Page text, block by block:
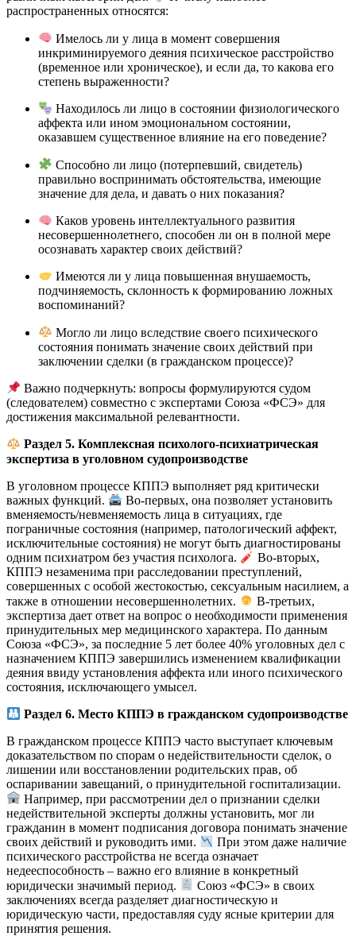
распространенных относятся:
Имелось ли у лица в момент совершения
инкриминируемого деяния психическое расстройство
(временное или хроническое), и если да, то какова его
степень выраженности?
Находилось ли лицо в состоянии физиологического
аффекта или ином эмоциональном состоянии,
оказавшем существенное влияние на его поведение?
Способно ли лицо (потерпевший, свидетель)
правильно воспринимать обстоятельства, имеющие
значение для дела, и давать о них показания?
Каков уровень интеллектуального развития
несовершеннолетнего, способен ли он в полной мере
осознавать характер своих действий?
Имеются ли у лица повышенная внушаемость,
подчиняемость, склонность к формированию ложных
воспоминаний?
Могло ли лицо вследствие своего психического
состояния понимать значение своих действий при
заключении сделки (в гражданском процессе)?
Важно подчеркнуть: вопросы формулируются судом
(следователем) совместно с экспертами Союза «ФСЭ» для
достижения максимальной релевантности.
Раздел 5. Комплексная психолого-психиатрическая
экспертиза в уголовном судопроизводстве
В уголовном процессе КППЭ выполняет ряд критически
важных функций.
Во-первых, она позволяет установить
вменяемость/невменяемость лица в ситуациях, где
пограничные состояния (например, патологический аффект,
исключительные состояния) не могут быть диагностированы
одним психиатром без участия психолога.
Во-вторых,
КППЭ незаменима при расследовании преступлений,
совершенных с особой жестокостью, сексуальным насилием, а
также в отношении несовершеннолетних.
В-третьих,
экспертиза дает ответ на вопрос о необходимости применения
принудительных мер медицинского характера. По данным
Союза «ФСЭ», за последние 5 лет более 40% уголовных дел с
назначением КППЭ завершились изменением квалификации
деяния ввиду установления аффекта или иного психического
состояния, исключающего умысел.
Раздел 6. Место КППЭ в гражданском судопроизводстве
В гражданском процессе КППЭ часто выступает ключевым
доказательством по спорам о недействительности сделок, о
лишении или восстановлении родительских прав, об
оспаривании завещаний, о принудительной госпитализации.
Например, при рассмотрении дел о признании сделки
недействительной эксперты должны установить, мог ли
гражданин в момент подписания договора понимать значение
своих действий и руководить ими.
При этом даже наличие
психического расстройства не всегда означает
недееспособность – важно его влияние в конкретный
юридически значимый период.
Союз «ФСЭ» в своих
заключениях всегда разделяет диагностическую и
юридическую части, предоставляя суду ясные критерии для
принятия решения.